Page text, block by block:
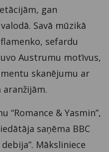
gan
Savā mūzikā
sefardu
Austrumu motīvus,
skanējumu ar
“Romance & Yasmin”,
saņēma BBC
Māksliniece